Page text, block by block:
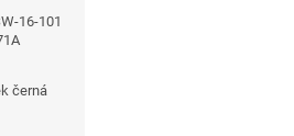
16-101
černá